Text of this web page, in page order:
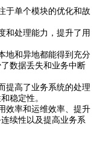
于单个模块的优化和故
和处理能力，提升了用
地和异地都能得到充分
数据丢失和业务中断
提高了业务系统的处理
稳定性。
效率和运维效率、提升
续性以及提高业务系